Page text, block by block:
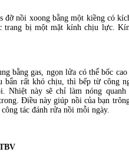
đỡ nồi xoong bằng một kiềng có
trang bị một mặt kính chịu lực.
bằng gas, ngọn lửa có thể bốc
bẩn rất khó chịu, thì bếp từ công
Nhiệt này sẽ chỉ làm nóng
Điều này giúp nồi của bạn
tác đánh rửa nồi mỗi ngày.